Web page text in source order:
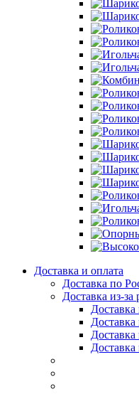
Доставка и оплата
Доставка по
Доставка из-за
Доставка